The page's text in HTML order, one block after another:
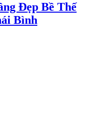
Đẹp Bề Thế
Bình